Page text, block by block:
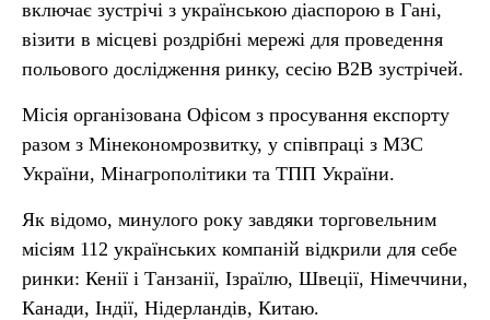
включає зустрічі з українською діаспорою в Гані,
візити в місцеві роздрібні мережі для проведення
польового дослідження ринку, сесію В2В зустрічей.
Місія організована Офісом з просування експорту
разом з Мінекономрозвитку, у співпраці з МЗС
України, Мінагрополітики та ТПП України.
Як відомо, минулого року завдяки торговельним
місіям 112 українських компаній відкрили для себе
ринки: Кенії і Танзанії, Ізраїлю, Швеції, Німеччини,
Канади, Індії, Нідерландів, Китаю.